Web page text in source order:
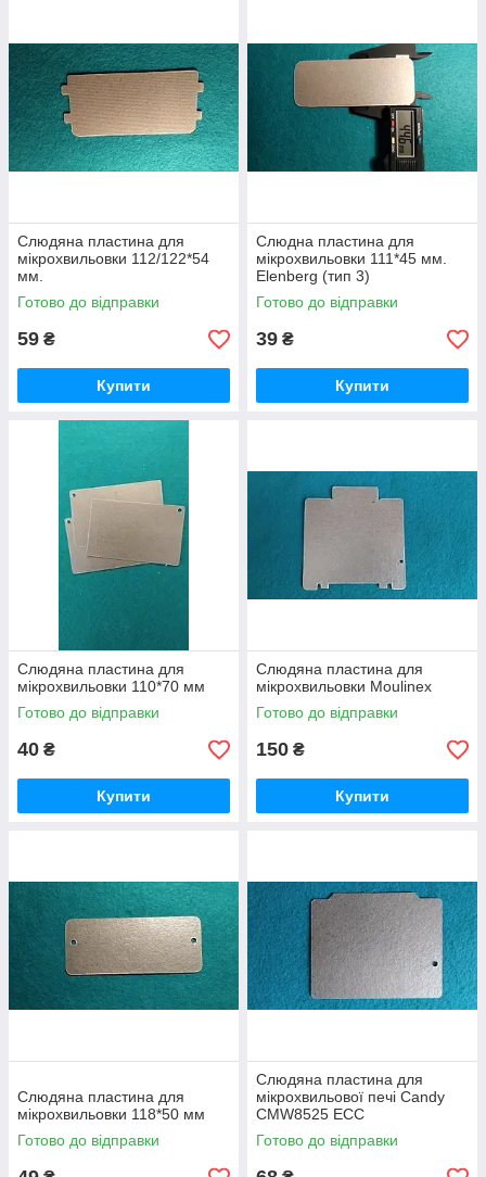
Слюдяна пластина для
мікрохвильовки 112/122*54
мм.
Готово до відправки
59 ₴
Купити
Слюдна пластина для
мікрохвильовки 111*45 мм.
Elenberg (тип 3)
Готово до відправки
39 ₴
Купити
Слюдяна пластина для
мікрохвильовки 110*70 мм
Готово до відправки
40 ₴
Купити
Слюдяна пластина для
мікрохвильовки Moulinex
Готово до відправки
150 ₴
Купити
Слюдяна пластина для
мікрохвильовки 118*50 мм
Готово до відправки
Слюдяна пластина для
мікрохвильової печі Candy
CMW8525 ECC
Готово до відправки